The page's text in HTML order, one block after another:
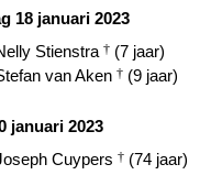
18 januari 2023
Stienstra † (7 jaar)
van Aken † (9 jaar)
januari 2023
Cuypers † (74 jaar)